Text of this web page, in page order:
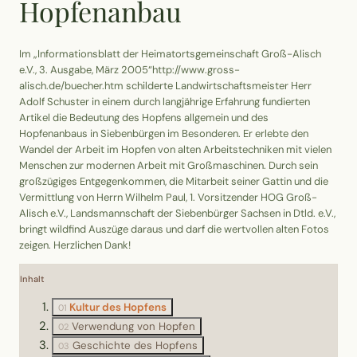
Erntekorb
Sammelkalender
Blüten-Finder
Phänologie-Radar
Vogelstimmen
Gartenplaner
Düngeberater
Challenges
Hopfenanbau
Im „Informationsblatt der Heimatortsgemeinschaft Groß-Alisch
e.V., 3. Ausgabe, März 2005“http://www.gross-
alisch.de/buecher.htm schilderte Landwirtschaftsmeister Herr
Adolf Schuster in einem durch langjährige Erfahrung fundierten
Artikel die Bedeutung des Hopfens allgemein und des
Hopfenanbaus in Siebenbürgen im Besonderen. Er erlebte den
Wandel der Arbeit im Hopfen von alten Arbeitstechniken mit vielen
Menschen zur modernen Arbeit mit Großmaschinen. Durch sein
großzügiges Entgegenkommen, die Mitarbeit seiner Gattin und die
Vermittlung von Herrn Wilhelm Paul, 1. Vorsitzender HOG Groß-
Alisch e.V., Landsmannschaft der Siebenbürger Sachsen in Dtld. e.V.,
bringt wildfind Auszüge daraus und darf die wertvollen alten Fotos
zeigen. Herzlichen Dank!
Inhalt
01 Kultur des Hopfens
02 Verwendung von Hopfen
03 Geschichte des Hopfens